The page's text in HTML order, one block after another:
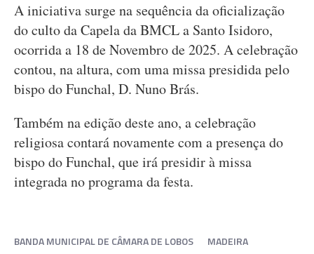
A iniciativa surge na sequência da oficialização
do culto da Capela da BMCL a Santo Isidoro,
ocorrida a 18 de Novembro de 2025. A celebração
contou, na altura, com uma missa presidida pelo
bispo do Funchal, D. Nuno Brás.
Também na edição deste ano, a celebração
religiosa contará novamente com a presença do
bispo do Funchal, que irá presidir à missa
integrada no programa da festa.
BANDA MUNICIPAL DE CÂMARA DE LOBOS
MADEIRA